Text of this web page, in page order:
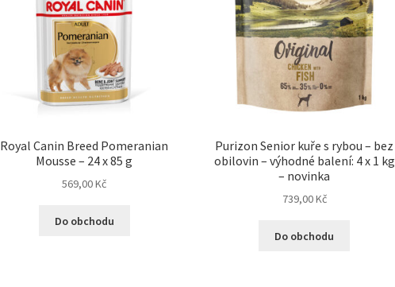
Royal Canin Breed Pomeranian
Mousse – 24 x 85 g
569,00Kč
Do obchodu
Purizon Senior kuře s rybou – bez
obilovin – výhodné balení: 4 x 1 kg
– novinka
739,00Kč
Do obchodu